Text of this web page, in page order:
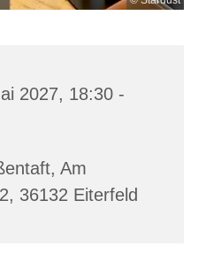
2027, 18:30 -
Am
36132 Eiterfeld